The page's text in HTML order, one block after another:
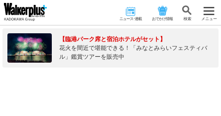
ニュース･連載 おでかけ情報 検 索 メニュー
【臨港パーク席と宿泊ホテルがセット】
花火を間近で堪能できる！「みなとみらいフェスティバ
ル」鑑賞ツアーを販売中